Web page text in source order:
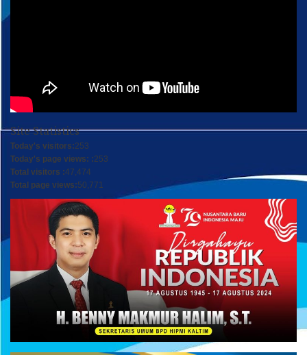
Site Statistics
Today's visitors:253
Today's page views: :253
Total visitors :47,474
Total page views:50,771